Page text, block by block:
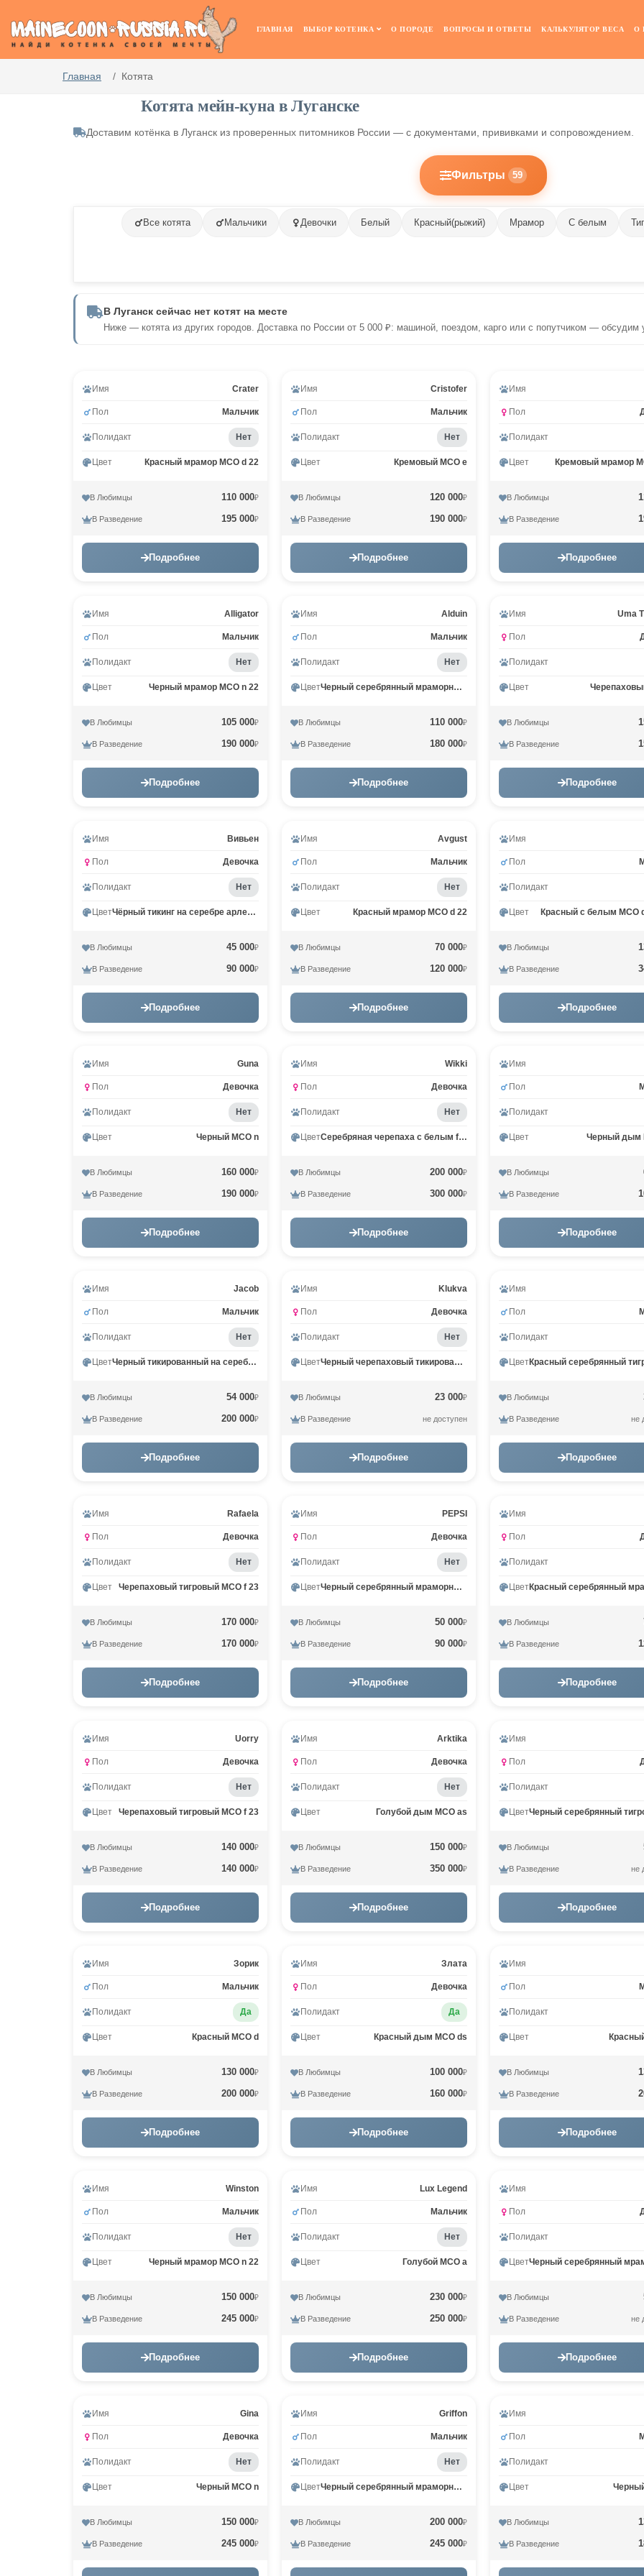
ГЛАВНАЯ ВЫБОР КОТЕНКА О ПОРОДЕ ВОПРОСЫ И ОТВЕТЫ КАЛЬКУЛЯТОР ВЕСА О
Главная Котята
Котята мейн-куна в Луганске
Доставим котёнка в Луганск из проверенных питомников России — с документами, прививками и сопровождением.
Фильтры 59
Все котята Мальчики Девочки Белый Красный(рыжий) Мрамор С белым
В Луганск сейчас нет котят на месте
Ниже — котята из других городов. Доставка по России от 5 000 ₽: машиной, поездом, карго или с попутчиком — обсудим
Имя Crater
Пол Мальчик
Полидакт Нет
Цвет Красный мрамор MCO d 22
В Любимцы 110 000₽
В Разведение 195 000₽
Подробнее
Имя Cristofer
Пол Мальчик
Полидакт Нет
Цвет Кремовый MCO e
В Любимцы 120 000₽
В Разведение 190 000₽
Подробнее
Имя
Пол
Полидакт
Цвет Кремовый мрамор
В Любимцы
В Разведение
Подробнее
Имя Alligator
Пол Мальчик
Полидакт Нет
Цвет Черный мрамор MCO n 22
В Любимцы 105 000₽
В Разведение 190 000₽
Подробнее
Имя Alduin
Пол Мальчик
Полидакт Нет
Цвет Черный серебрянный мраморный MCO ns 22
В Любимцы 110 000₽
В Разведение 180 000₽
Подробнее
Видео
Имя Uma
Пол
Полидакт
Цвет
В Любимцы
В Разведение
Подробнее
Имя Вивьен
Пол Девочка
Полидакт Нет
Цвет Чёрный тикинг на серебре арлекин ns 25 02
В Любимцы 45 000₽
В Разведение 90 000₽
Подробнее
Видео
Имя Avgust
Пол Мальчик
Полидакт Нет
Цвет Красный мрамор MCO d 22
В Любимцы 70 000₽
В Разведение 120 000₽
Подробнее
Имя
Пол
Полидакт
Цвет Красный с белым MCO
В Любимцы
В Разведение
Подробнее
Имя Guna
Пол Девочка
Полидакт Нет
Цвет Черный MCO n
В Любимцы 160 000₽
В Разведение 190 000₽
Подробнее
Имя Wikki
Пол Девочка
Полидакт Нет
Цвет Серебряная черепаха с белым fs 09
В Любимцы 200 000₽
В Разведение 300 000₽
Подробнее
Имя
Пол
Полидакт
Цвет Черный дым
В Любимцы
В Разведение
Подробнее
Имя Jacob
Пол Мальчик
Полидакт Нет
Цвет Черный тикированный на серебре MCO ns 25
В Любимцы 54 000₽
В Разведение 200 000₽
Подробнее
Имя Klukva
Пол Девочка
Полидакт Нет
Цвет Черный черепаховый тикированный на сербер MCO fs 25
В Любимцы 23 000₽
В Разведение не доступен
Подробнее
Имя
Пол
Полидакт
Цвет
В Любимцы
В Разведение не
Подробнее
Видео
Имя Rafaela
Пол Девочка
Полидакт Нет
Цвет Черепаховый тигровый MCO f 23
В Любимцы 170 000₽
В Разведение 170 000₽
Подробнее
Имя PEPSI
Пол Девочка
Полидакт Нет
Цвет Черный серебрянный мраморный MCO ns 22
В Любимцы 50 000₽
В Разведение 90 000₽
Подробнее
Имя
Пол
Полидакт
Цвет
В Любимцы
В Разведение
Подробнее
Видео
Имя Uorry
Пол Девочка
Полидакт Нет
Цвет Черепаховый тигровый MCO f 23
В Любимцы 140 000₽
В Разведение 140 000₽
Подробнее
Имя Arktika
Пол Девочка
Полидакт Нет
Цвет Голубой дым MCO as
В Любимцы 150 000₽
В Разведение 350 000₽
Подробнее
Видео
Имя
Пол
Полидакт
Цвет
В Любимцы
В Разведение не
Подробнее
Имя Зорик
Пол Мальчик
Полидакт Да
Цвет Красный MCO d
В Любимцы 130 000₽
В Разведение 200 000₽
Подробнее
Имя Злата
Пол Девочка
Полидакт Да
Цвет Красный дым MCO ds
В Любимцы 100 000₽
В Разведение 160 000₽
Подробнее
Имя
Пол
Полидакт
Цвет
В Любимцы
В Разведение
Подробнее
Имя Winston
Пол Мальчик
Полидакт Нет
Цвет Черный мрамор MCO n 22
В Любимцы 150 000₽
В Разведение 245 000₽
Подробнее
Имя Lux Legend
Пол Мальчик
Полидакт Нет
Цвет Голубой MCO a
В Любимцы 230 000₽
В Разведение 250 000₽
Подробнее
Видео
Имя
Пол
Полидакт
Цвет
В Любимцы
В Разведение не
Подробнее
Имя Gina
Пол Девочка
Полидакт Нет
Цвет Черный MCO n
В Любимцы 150 000₽
В Разведение 245 000₽
Имя Griffon
Пол Мальчик
Полидакт Нет
Цвет Черный серебрянный мраморный MCO ns 22
В Любимцы 200 000₽
В Разведение 245 000₽
Имя
Пол
Полидакт
Цвет
В Любимцы
В Разведение